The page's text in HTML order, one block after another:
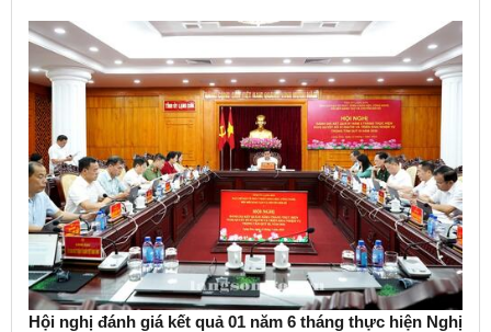
Hội nghị đánh giá kết quả 01 năm 6 tháng thực hiện Nghị